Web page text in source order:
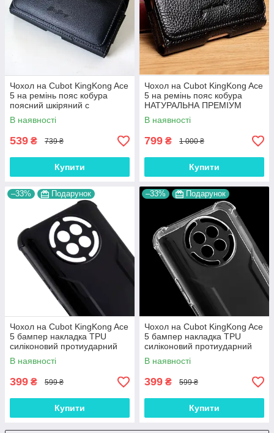
Чохол на Cubot KingKong Ace
5 на ремінь пояс кобура
поясний шкіряний c
кишенями "RAMOS"
В наявності
539 ₴ 739 ₴
Купити
Чохол на Cubot KingKong Ace
5 на ремінь пояс кобура
НАТУРАЛЬНА ПРЕМІУМ
ШКІРА "FLOTAR"
В наявності
799 ₴ 1 000 ₴
Купити
–33% Подарунок
Чохол на Cubot KingKong Ace
5 бампер накладка TPU
силіконовий протиударний
оригінальний "W-SHEILD"
чорний
В наявності
399 ₴ 599 ₴
Купити
–33% Подарунок
Чохол на Cubot KingKong Ace
5 бампер накладка TPU
силіконовий протиударний
оригінальний "W-SHEILD"
прозорий
В наявності
399 ₴ 599 ₴
Купити